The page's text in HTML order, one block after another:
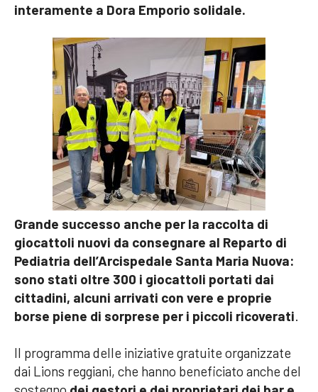
interamente a Dora Emporio solidale.
Grande successo anche per la raccolta di
giocattoli nuovi da consegnare al Reparto di
Pediatria dell’Arcispedale Santa Maria Nuova:
sono stati oltre 300 i giocattoli portati dai
cittadini, alcuni arrivati con vere e proprie
borse piene di sorprese per i piccoli ricoverati.
Il programma delle iniziative gratuite organizzate
dai Lions reggiani, che hanno beneficiato anche del